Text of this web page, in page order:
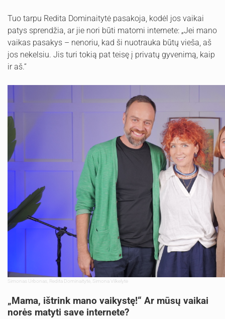
Tuo tarpu Redita Dominaitytė pasakoja, kodėl jos vaikai
patys sprendžia, ar jie nori būti matomi internete: „Jei mano
vaikas pasakys – nenoriu, kad ši nuotrauka būtų vieša, aš
jos nekelsiu. Jis turi tokią pat teisę į privatų gyvenimą, kaip
ir aš.“
Simonas Urbonas, Redita Dominaitytė, Simona Vilkelytė
„Mama, ištrink mano vaikystę!“ Ar mūsų vaikai
norės matyti save internete?